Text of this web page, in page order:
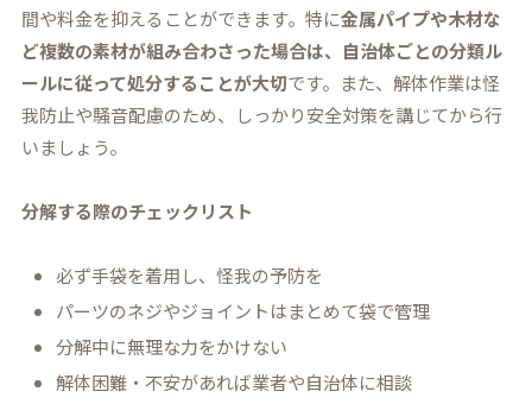
間や料金を抑えることができます。特に金属パイプや木材な
ど複数の素材が組み合わさった場合は、自治体ごとの分類ル
ールに従って処分することが大切です。また、解体作業は怪
我防止や騒音配慮のため、しっかり安全対策を講じてから行
いましょう。
分解する際のチェックリスト
必ず手袋を着用し、怪我の予防を
パーツのネジやジョイントはまとめて袋で管理
分解中に無理な力をかけない
解体困難・不安があれば業者や自治体に相談